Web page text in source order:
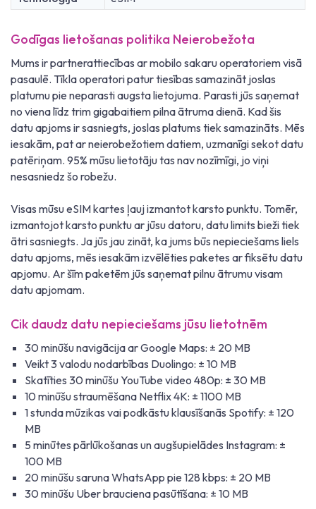
Godīgas lietošanas politika Neierobežota
Mums ir partnerattiecības ar mobilo sakaru operatoriem visā
pasaulē. Tīkla operatori patur tiesības samazināt joslas
platumu pie neparasti augsta lietojuma. Parasti jūs saņemat
no viena līdz trim gigabaitiem pilna ātruma dienā. Kad šis
datu apjoms ir sasniegts, joslas platums tiek samazināts. Mēs
iesakām, pat ar neierobežotiem datiem, uzmanīgi sekot datu
patēriņam. 95% mūsu lietotāju tas nav nozīmīgi, jo viņi
nesasniedz šo robežu.
Visas mūsu eSIM kartes ļauj izmantot karsto punktu. Tomēr,
izmantojot karsto punktu ar jūsu datoru, datu limits bieži tiek
ātri sasniegts. Ja jūs jau zināt, ka jums būs nepieciešams liels
datu apjoms, mēs iesakām izvēlēties paketes ar fiksētu datu
apjomu. Ar šīm paketēm jūs saņemat pilnu ātrumu visam
datu apjomam.
Cik daudz datu nepieciešams jūsu lietotnēm
30 minūšu navigācija ar Google Maps: ± 20 MB
Veikt 3 valodu nodarbības Duolingo: ± 10 MB
Skatīties 30 minūšu YouTube video 480p: ± 30 MB
10 minūšu straumēšana Netflix 4K: ± 1100 MB
1 stunda mūzikas vai podkāstu klausīšanās Spotify: ± 120
MB
5 minūtes pārlūkošanas un augšupielādes Instagram: ±
100 MB
20 minūšu saruna WhatsApp pie 128 kbps: ± 20 MB
30 minūšu Uber brauciena pasūtīšana: ± 10 MB